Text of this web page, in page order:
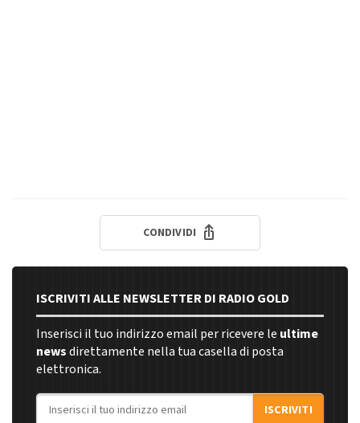
CONDIVIDI
ISCRIVITI ALLE NEWSLETTER DI RADIO GOLD
Inserisci il tuo indirizzo email per ricevere le ultime
newsdirettamente nella tua casella di posta
elettronica.
Indirizzo email
ISCRIVITI